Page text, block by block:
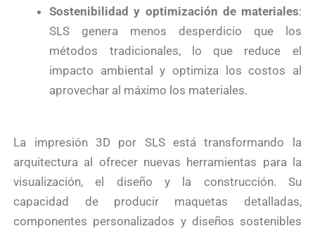
Sostenibilidad y optimización de materiales:
SLS genera menos desperdicio que los
métodos tradicionales, lo que reduce el
impacto ambiental y optimiza los costos al
aprovechar al máximo los materiales.
La impresión 3D por SLS está transformando la
arquitectura al ofrecer nuevas herramientas para la
visualización, el diseño y la construcción. Su
capacidad de producir maquetas detalladas,
componentes personalizados y diseños sostenibles